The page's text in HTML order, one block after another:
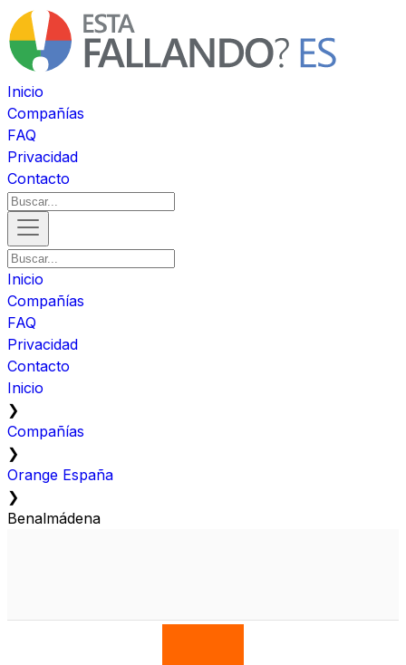
Inicio
Compañías
FAQ
Privacidad
Contacto
Inicio
Compañías
FAQ
Privacidad
Contacto
Inicio
❯
Compañías
❯
Orange España
❯
Benalmádena